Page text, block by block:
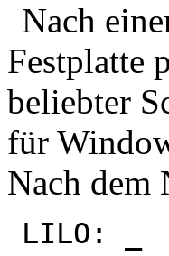
Nach
Festplatte
beliebter
für
Nach dem
LILO: